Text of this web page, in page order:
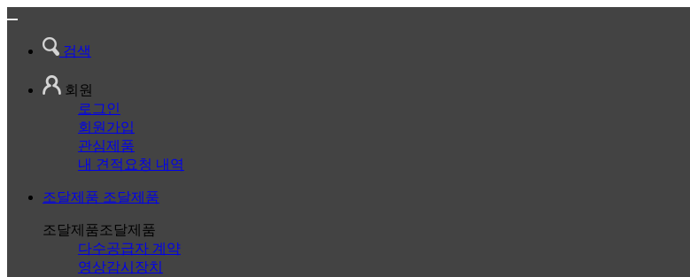
검색
회원
로그인
회원가입
관심제품
내 견적요청 내역
조달제품 조달제품
조달제품조달제품
다수공급자 계약
영상감시장치